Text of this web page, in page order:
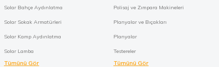
Solar Bahçe Aydınlatma
Solar Sokak Armatürleri
Solar Kamp Aydınlatma
Solar Lamba
Tümünü Gör
Polisaj ve Zımpara Makineleri
Planyalar ve Bıçakları
Planyalar
Testereler
Tümünü Gör